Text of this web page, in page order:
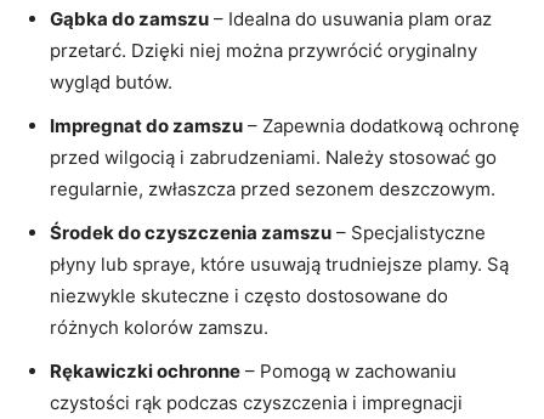
Gąbka do zamszu – Idealna do usuwania plam oraz
przetarć. Dzięki niej można przywrócić oryginalny
wygląd butów.
Impregnat do zamszu – Zapewnia dodatkową ochronę
przed wilgocią i zabrudzeniami. Należy stosować go
regularnie, zwłaszcza przed sezonem deszczowym.
Środek do czyszczenia zamszu – Specjalistyczne
płyny lub spraye, które usuwają trudniejsze plamy. Są
niezwykle skuteczne i często dostosowane do
różnych kolorów zamszu.
Rękawiczki ochronne – Pomogą w zachowaniu
czystości rąk podczas czyszczenia i impregnacji